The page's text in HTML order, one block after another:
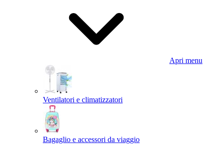
Apri menu
Ventilatori e climatizzatori
Bagaglio e accessori da viaggio